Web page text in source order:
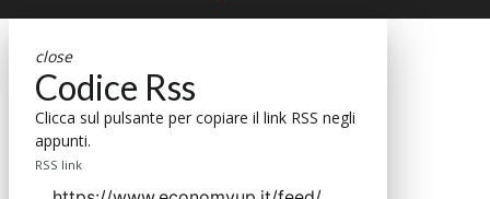
close
Codice Rss
Clicca sul pulsante per copiare il link RSS negli
appunti.
RSS link